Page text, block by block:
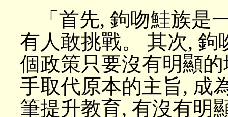
「首先, 鉤吻鮭族是
有人敢挑戰。 其次,
個政策只要沒有明顯
手取代原本的主旨, 成
筆提升教育, 有沒有明